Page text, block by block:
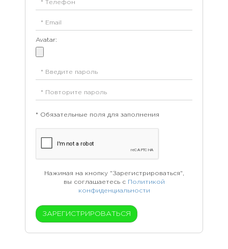
Avatar:
* Обязательные поля для заполнения
Нажимая на кнопку "Зарегистрироваться",
вы соглашаетесь с Политикой
конфиденциальности